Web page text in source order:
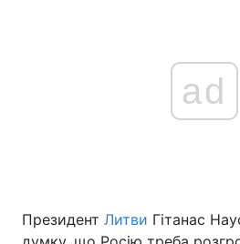
Головна
ad
Президент Литви Гітанас